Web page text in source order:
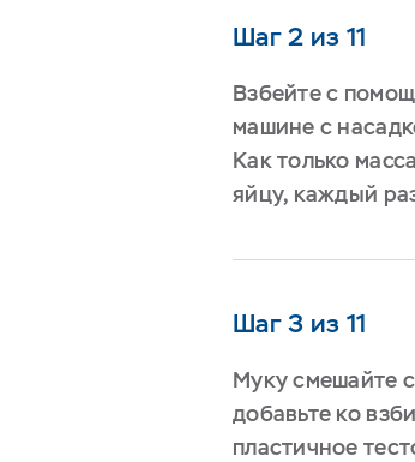
Шаг 2 из 11
Взбейте с
машине с
Как только
яйцу, каждый
Шаг 3 из 11
Муку смешайте
добавьте ко
пластичное